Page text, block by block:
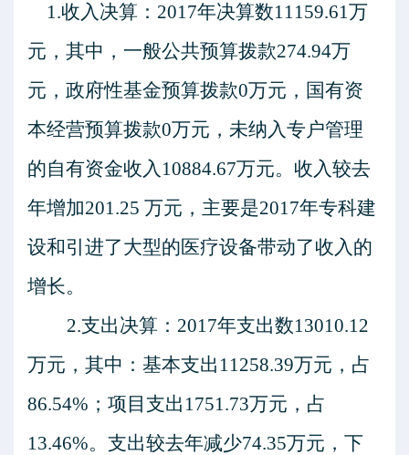
1.收入决算：2017年决算数11159.61万
元，其中，一般公共预算拨款274.94万
元，政府性基金预算拨款0万元，国有资
本经营预算拨款0万元，未纳入专户管理
的自有资金收入10884.67万元。收入较去
年增加201.25 万元，主要是2017年专科建
设和引进了大型的医疗设备带动了收入的
增长。
2.支出决算：2017年支出数13010.12
万元， 其中： 基本支出 11258.39万元，占
86.54%；项目支出1751.73万元，占
13.46%。支出较去年减少74.35万元，下